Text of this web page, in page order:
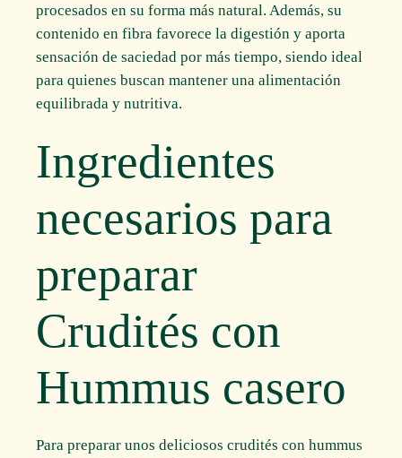
procesados en su forma más natural. Además, su
contenido en fibra favorece la digestión y aporta
sensación de saciedad por más tiempo, siendo ideal
para quienes buscan mantener una alimentación
equilibrada y nutritiva.
Ingredientes
necesarios para
preparar
Crudités con
Hummus casero
Para preparar unos deliciosos crudités con hummus